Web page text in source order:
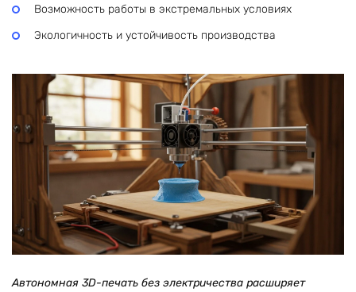
Возможность работы в экстремальных условиях
Экологичность и устойчивость производства
Автономная 3D-печать без электричества расширяет